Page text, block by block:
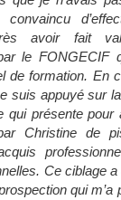
convaincu
avoir fait
le FONGECIF
de formation. En
suis appuyé sur
qui présente pour
Christine de
Ce ciblage
qui m’a